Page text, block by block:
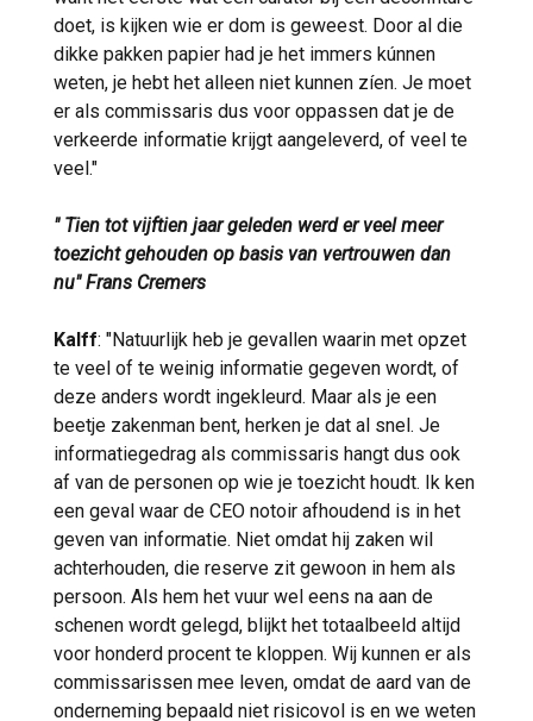
doet, is kijken wie er dom is geweest. Door al die
dikke pakken papier had je het immers kúnnen
weten, je hebt het alleen niet kunnen zíen. Je moet
er als commissaris dus voor oppassen dat je de
verkeerde informatie krijgt aangeleverd, of veel te
veel."
" Tien tot vijftien jaar geleden werd er veel meer
toezicht gehouden op basis van vertrouwen dan
nu" Frans Cremers
Kalff: "Natuurlijk heb je gevallen waarin met opzet
te veel of te weinig informatie gegeven wordt, of
deze anders wordt ingekleurd. Maar als je een
beetje zakenman bent, herken je dat al snel. Je
informatiegedrag als commissaris hangt dus ook
af van de personen op wie je toezicht houdt. Ik ken
een geval waar de CEO notoir afhoudend is in het
geven van informatie. Niet omdat hij zaken wil
achterhouden, die reserve zit gewoon in hem als
persoon. Als hem het vuur wel eens na aan de
schenen wordt gelegd, blijkt het totaalbeeld altijd
voor honderd procent te kloppen. Wij kunnen er als
commissarissen mee leven, omdat de aard van de
onderneming bepaald niet risicovol is en we weten